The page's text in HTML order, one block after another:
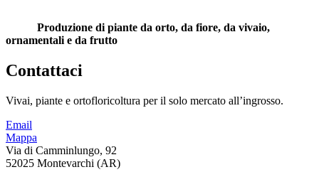
Produzione di piante da orto, da fiore, da vivaio,
ornamentali e da frutto
Contattaci
Vivai, piante e ortofloricoltura per il solo mercato all’ingrosso.
Email
Mappa
Via di Camminlungo, 92
52025 Montevarchi (AR)